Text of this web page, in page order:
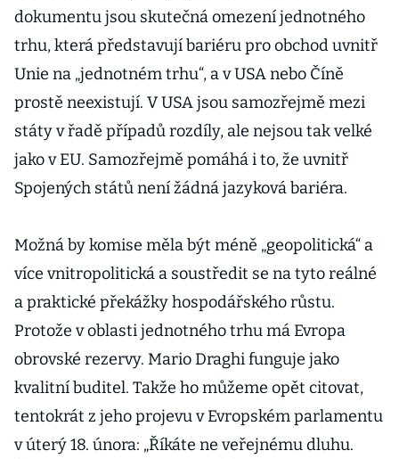
dokumentu jsou skutečná omezení jednotného
trhu, která představují bariéru pro obchod uvnitř
Unie na „jednotném trhu“, a v USA nebo Číně
prostě neexistují. V USA jsou samozřejmě mezi
státy v řadě případů rozdíly, ale nejsou tak velké
jako v EU. Samozřejmě pomáhá i to, že uvnitř
Spojených států není žádná jazyková bariéra.
Možná by komise měla být méně „geopolitická“ a
více vnitropolitická a soustředit se na tyto reálné
a praktické překážky hospodářského růstu.
Protože v oblasti jednotného trhu má Evropa
obrovské rezervy. Mario Draghi funguje jako
kvalitní buditel. Takže ho můžeme opět citovat,
tentokrát z jeho projevu v Evropském parlamentu
v úterý 18. února: „Říkáte ne veřejnému dluhu.